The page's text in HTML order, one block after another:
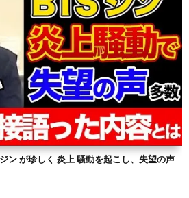
ン が珍しく 炎上 騒動を起こし、失望の声